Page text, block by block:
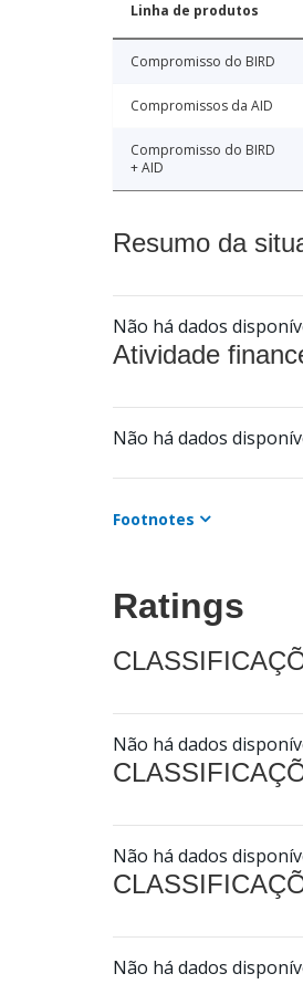
Linha de produtos
Compromisso do BIRD
Compromissos da AID
Compromisso do BIRD
+ AID
Resumo da
Não há dados
Atividade
Não há dados
Footnotes
Ratings
Não há dados
Não há dados
Não há dados